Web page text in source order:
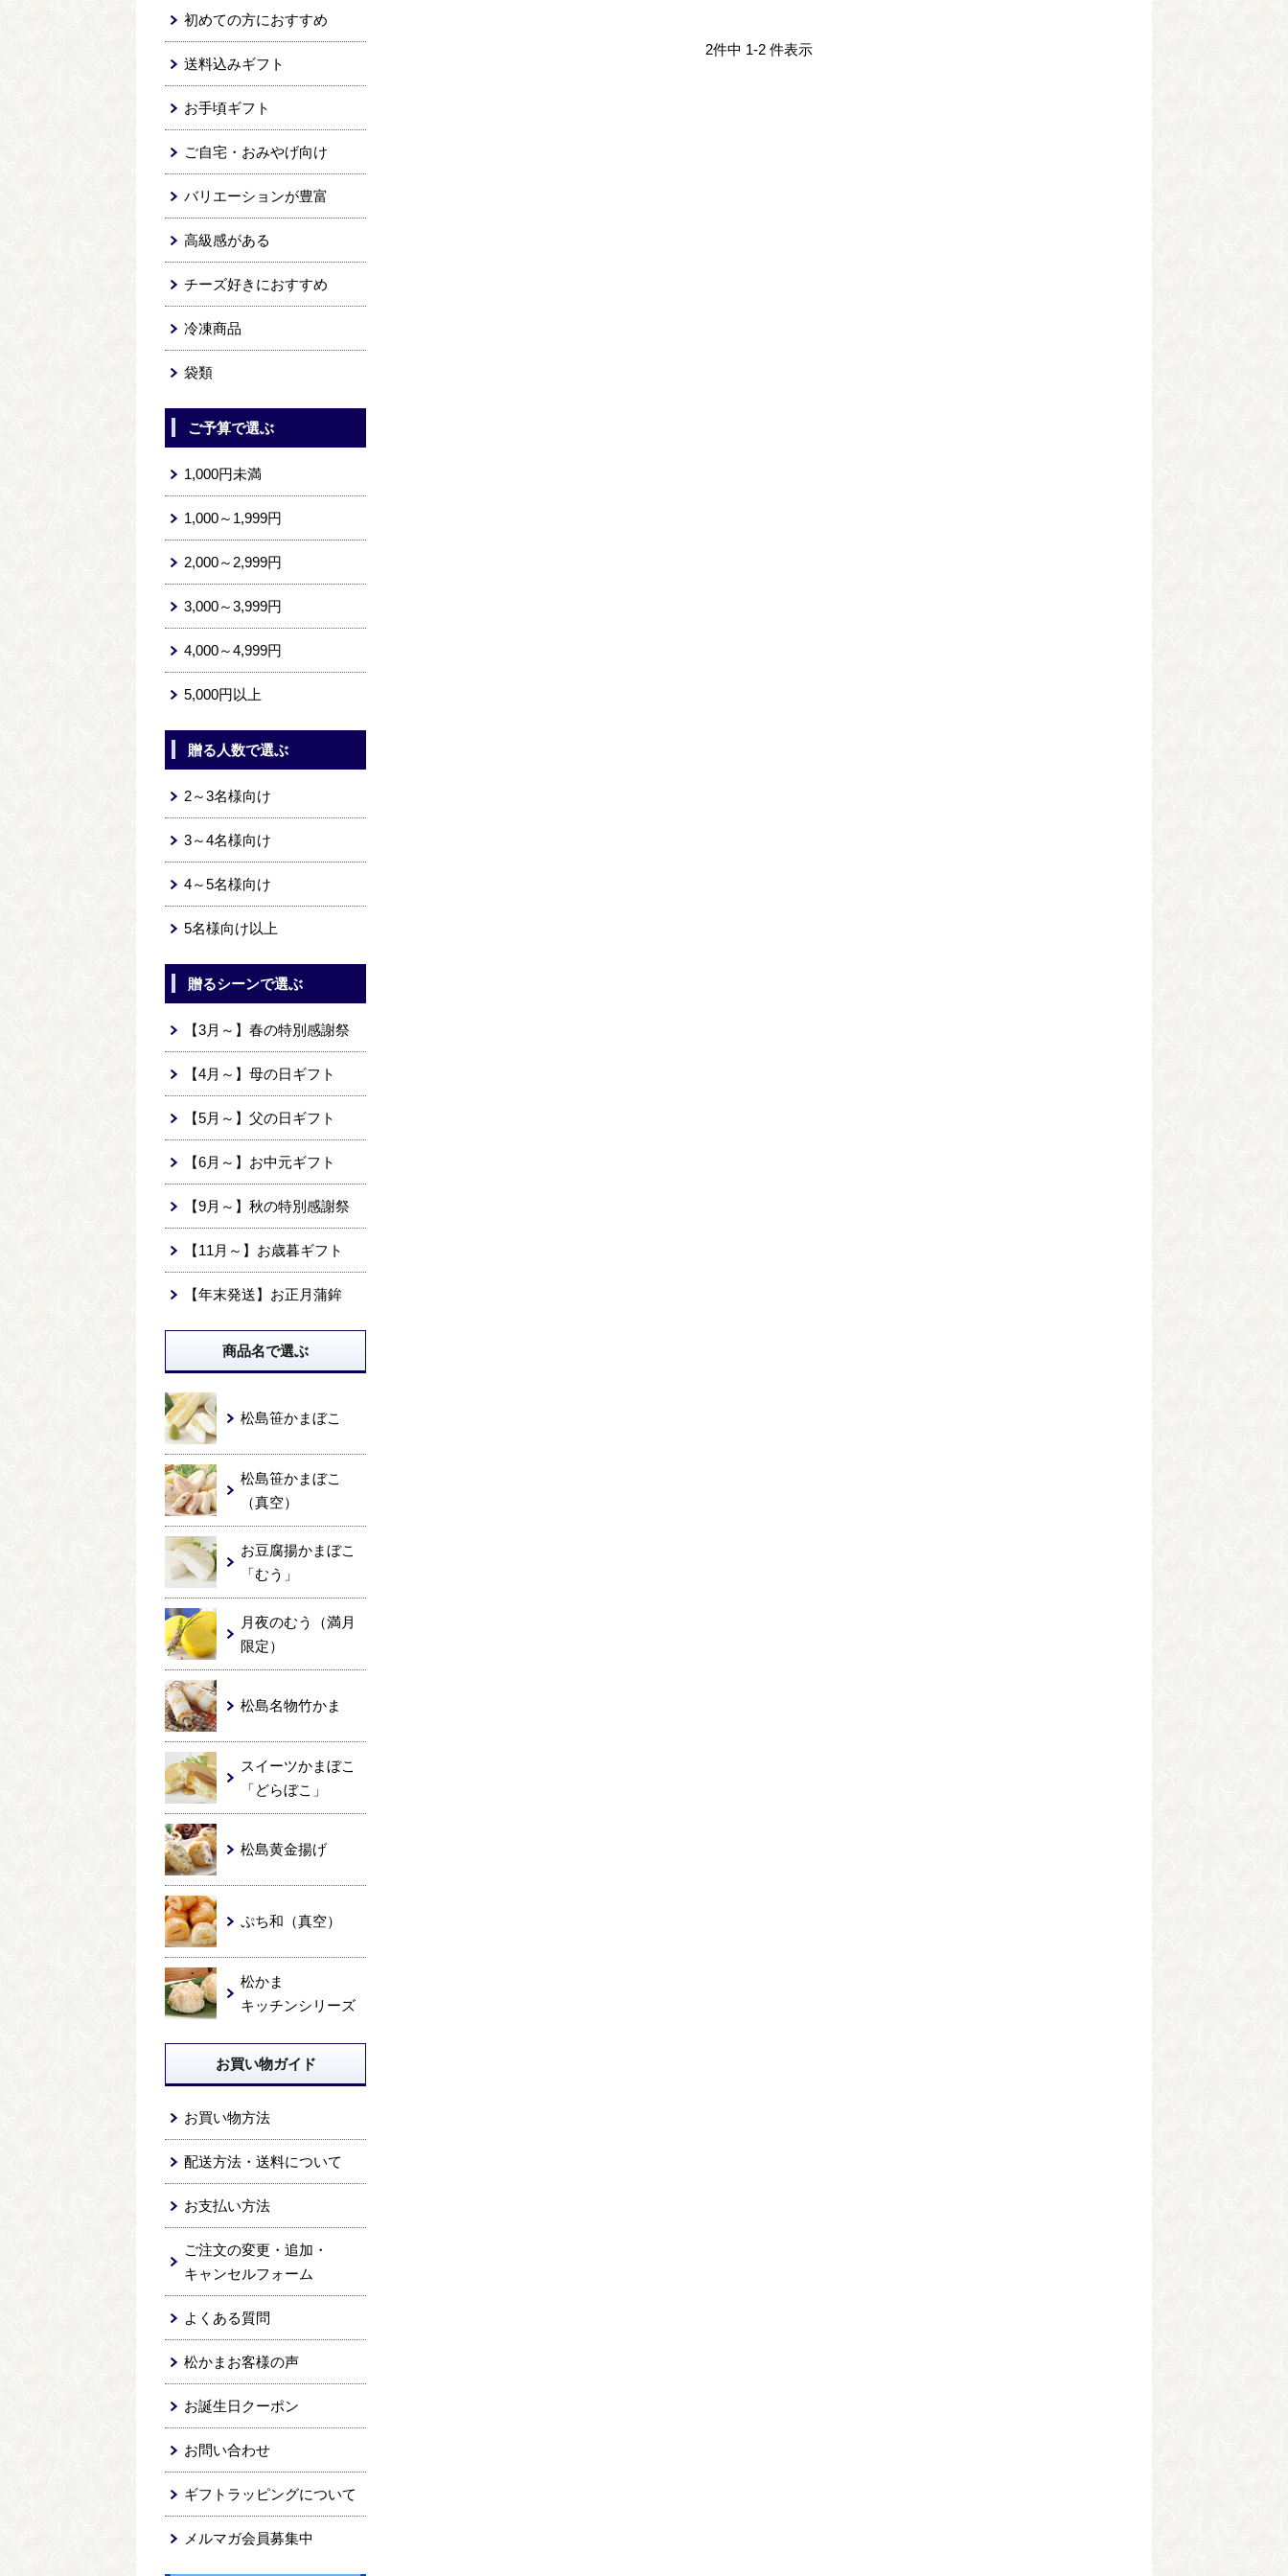
2件中 1-2 件表示
初めての方におすすめ
送料込みギフト
お手頃ギフト
ご自宅・おみやげ向け
バリエーションが豊富
高級感がある
チーズ好きにおすすめ
冷凍商品
袋類
ご予算で選ぶ
1,000円未満
1,000～1,999円
2,000～2,999円
3,000～3,999円
4,000～4,999円
5,000円以上
贈る人数で選ぶ
2～3名様向け
3～4名様向け
4～5名様向け
5名様向け以上
贈るシーンで選ぶ
【3月～】春の特別感謝祭
【4月～】母の日ギフト
【5月～】父の日ギフト
【6月～】お中元ギフト
【9月～】秋の特別感謝祭
【11月～】お歳暮ギフト
【年末発送】お正月蒲鉾
商品名で選ぶ
松島笹かまぼこ
松島笹かまぼこ
（真空）
お豆腐揚かまぼこ
「むう」
月夜のむう（満月
限定）
松島名物竹かま
スイーツかまぼこ
「どらぼこ」
松島黄金揚げ
ぷち和（真空）
松かま
キッチンシリーズ
お買い物ガイド
お買い物方法
配送方法・送料について
お支払い方法
ご注文の変更・追加・
キャンセルフォーム
よくある質問
松かまお客様の声
お誕生日クーポン
お問い合わせ
ギフトラッピングについて
メルマガ会員募集中